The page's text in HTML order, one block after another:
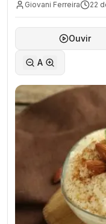
Giovani Ferreira 22
Ouvir
A